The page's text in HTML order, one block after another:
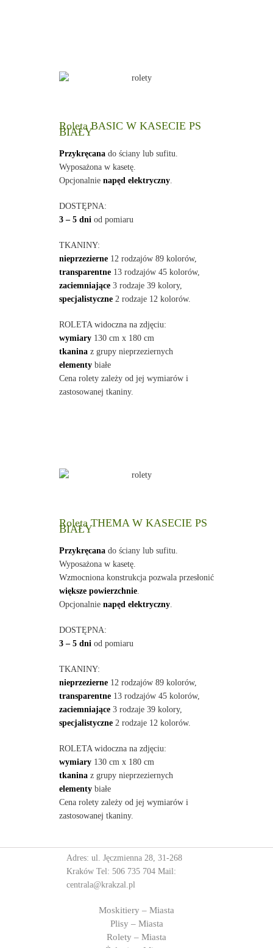
Roleta BASIC W KASECIE PS
BIAŁY
Przykręcanado ściany lub sufitu.
Wyposażona w kasetę.
Opcjonalnie napęd elektryczny.
DOSTĘPNA:
3 – 5 dni od pomiaru
TKANINY:
nieprzezierne12 rodzajów 89 kolorów,
transparentne13 rodzajów 45 kolorów,
zaciemniające3 rodzaje 39 kolory,
specjalistyczne2 rodzaje 12 kolorów.
ROLETA widoczna na zdjęciu:
wymiary130 cm x 180 cm
tkaninaz grupy nieprzeziernych
elementybiałe
Cena rolety zależy od jej wymiarów i
zastosowanej tkaniny.
Roleta THEMA W KASECIE PS
BIAŁY
Przykręcanado ściany lub sufitu.
Wyposażona w kasetę.
Wzmocniona konstrukcja pozwala przesłonić
większe powierzchnie.
Opcjonalnie napęd elektryczny.
DOSTĘPNA:
3 – 5 dni od pomiaru
TKANINY:
nieprzezierne12 rodzajów 89 kolorów,
transparentne13 rodzajów 45 kolorów,
zaciemniające3 rodzaje 39 kolory,
specjalistyczne2 rodzaje 12 kolorów.
ROLETA widoczna na zdjęciu:
wymiary130 cm x 180 cm
tkaninaz grupy nieprzeziernych
elementybiałe
Cena rolety zależy od jej wymiarów i
zastosowanej tkaniny.
Adres: ul. Jęczmienna 28, 31-268
Kraków Tel: 506 735 704 Mail:
centrala@krakzal.pl
Moskitiery – Miasta
Plisy – Miasta
Rolety – Miasta